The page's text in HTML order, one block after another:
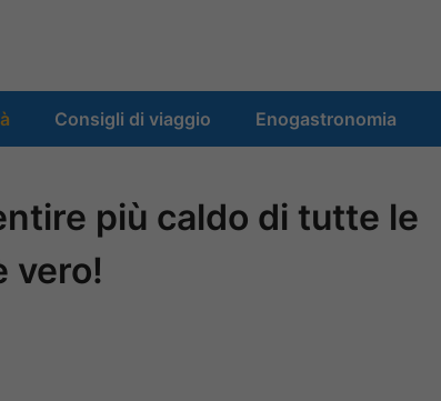
Consigli di viaggio Enogastronomia
più caldo di tutte le
vero!